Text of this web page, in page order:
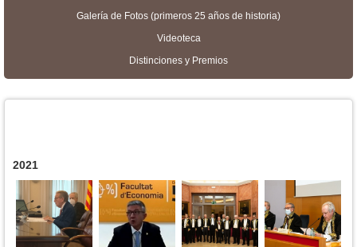
Galería de Fotos (primeros 25 años de historia)
Videoteca
Distinciones y Premios
2021